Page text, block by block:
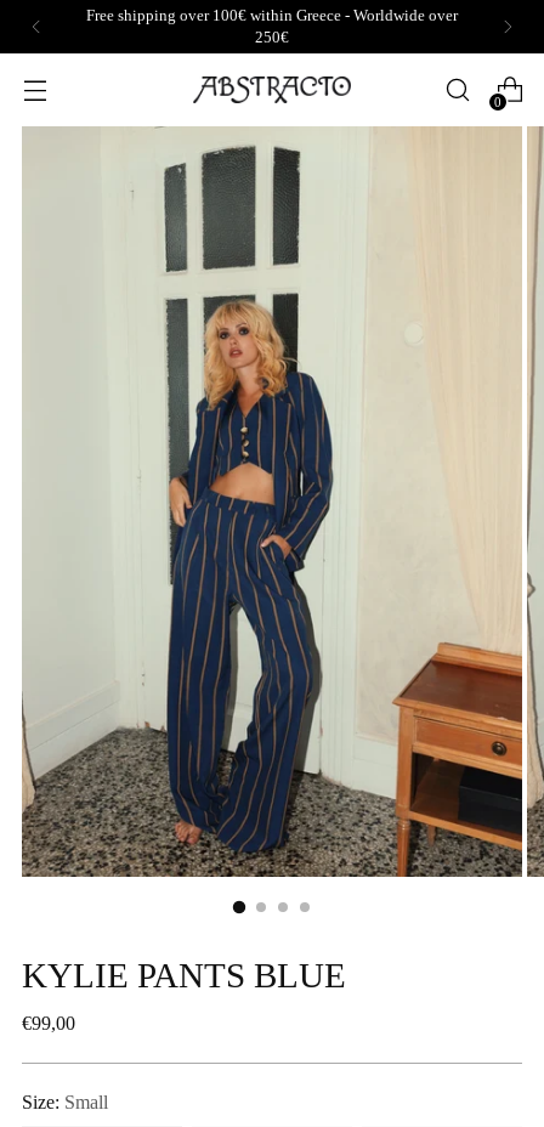
Free shipping over 100€ within Greece - Worldwide over
250€
0
KYLIE PANTS BLUE
Regular
€99,00
Size: Small